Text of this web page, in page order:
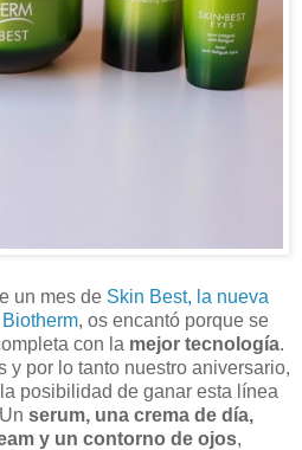
un mes de Skin Best, la nueva
, os encantó porque se
con la mejor tecnología.
y por lo tanto nuestro aniversario,
posibilidad de ganar esta línea
serum, una crema de día,
y un contorno de ojos,